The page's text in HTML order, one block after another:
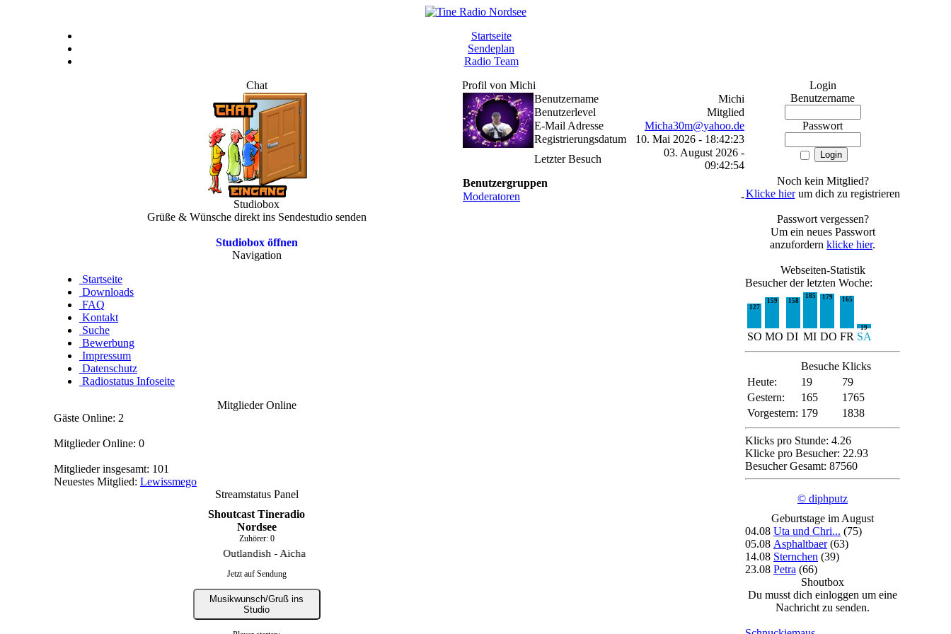
Startseite
Sendeplan
Radio Team
Chat
Studiobox
Grüße & Wünsche direkt ins Sendestudio senden
Studiobox öffnen
Navigation
Startseite
Downloads
FAQ
Kontakt
Suche
Bewerbung
Impressum
Datenschutz
Radiostatus Infoseite
Mitglieder Online
Gäste Online: 2
Mitglieder Online: 0
Mitglieder insgesamt: 101
Neuestes Mitglied: Lewissmego
Streamstatus Panel
Shoutcast Tineradio
Nordsee
Zuhörer: 0
Outlandish - Aicha
Jetzt auf Sendung
Musikwunsch/Gruß ins
Studio
Profil von Michi
Benutzername
Michi
Benutzerlevel
Mitglied
E-Mail Adresse
Micha30m@yahoo.de
Registrierungsdatum
10. Mai 2026 - 18:42:23
Letzter Besuch
03. August 2026 -
09:42:54
Benutzergruppen
Moderatoren
-
Login
Benutzername
Passwort
Noch kein Mitglied?
Klicke hierum dich zu registrieren
Passwort vergessen?
Um ein neues Passwort
anzufordern klicke hier.
Webseiten-Statistik
Besucher der letzten Woche:
127
159 158
185 179 165
19
SO MO DI MI DO FR SA
Besuche Klicks
Heute:
19
79
Gestern:
165
1765
Vorgestern: 179 1838
Klicks pro Stunde: 4.26
Klicke pro Besucher: 22.93
Besucher Gesamt: 87560
© diphputz
Geburtstage im August
04.08 Uta und Chri... (75)
05.08 Asphaltbaer(63)
14.08 Sternchen (39)
23.08 Petra (66)
Shoutbox
Du musst dich einloggen um eine
Nachricht zu senden.